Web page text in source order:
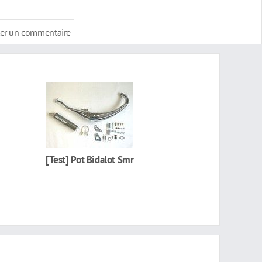
un commentaire
[Test] Pot Bidalot Smr